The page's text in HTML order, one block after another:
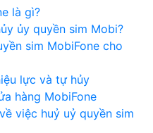
là gì?
ủy quyền sim Mobi?
sim MobiFone cho
lực và tự hủy
hàng MobiFone
việc huỷ uỷ quyền sim